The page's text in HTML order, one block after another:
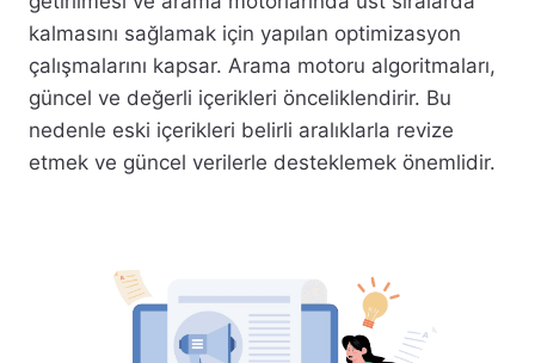
kalmasını sağlamak için yapılan optimizasyon
çalışmalarını kapsar. Arama motoru algoritmaları,
güncel ve değerli içerikleri önceliklendirir. Bu
nedenle eski içerikleri belirli aralıklarla revize
etmek ve güncel verilerle desteklemek önemlidir.